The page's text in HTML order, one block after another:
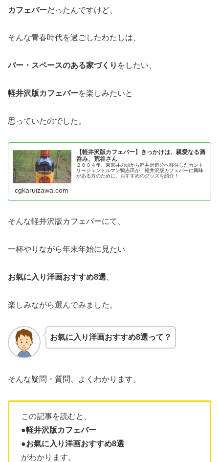
カフェバーだったんですけど、
そんな青春時代を過ごしたわたしは、
バー・スペースのある家づくり をしたい、
軽井沢版カフェバーを楽しみたいと
思っていたのでした。
【軽井沢版カフェバー】きっかけは、親愛なる酒
呑み、荒谷さん
２００４年、東京井の頭から軽井沢追分へ移住したカント
リージェントルマン鴨志田が、軽井沢版カフェバーに興味
がある方のために、おすすめのグッズを紹介！
cgkaruizawa.com
そんな軽井沢版カフェバーにて、
一杯やりながら年末年始に見たい
お氣に入り洋画おすすめ8選
楽しみながら選んでみました。
お氣に入り洋画おすすめ8選って？
そんな疑問・質問、よくわかります。
この記事を読むと、
●軽井沢版カフェバー
●お氣に入り洋画おすすめ8選
がわかります。